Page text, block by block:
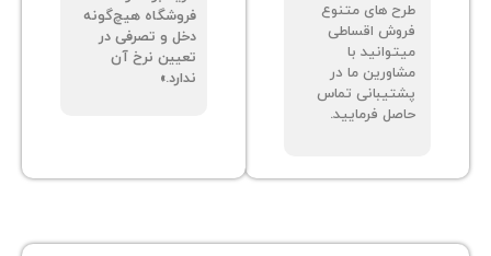
های متنوع
تماس
فروشگاه هیچ‌گونه
دخل و تصرفی در